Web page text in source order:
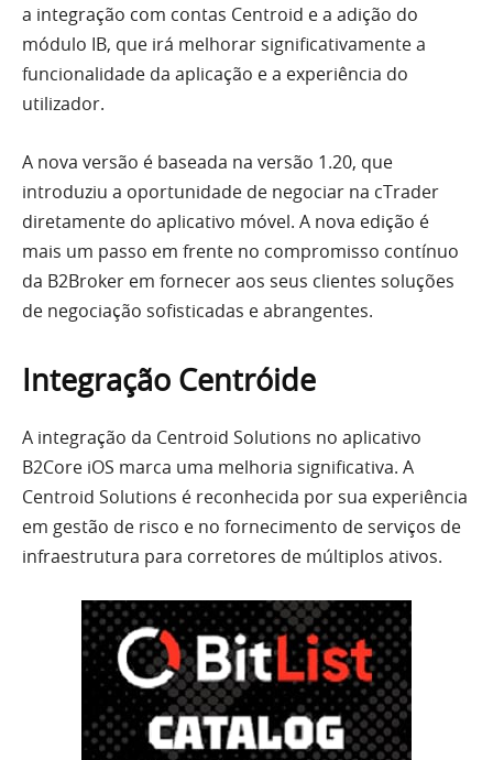
a integração com contas Centroid e a adição do
módulo IB, que irá melhorar significativamente a
funcionalidade da aplicação e a experiência do
utilizador.
A nova versão é baseada na versão 1.20, que
introduziu a oportunidade de negociar na cTrader
diretamente do aplicativo móvel. A nova edição é
mais um passo em frente no compromisso contínuo
da B2Broker em fornecer aos seus clientes soluções
de negociação sofisticadas e abrangentes.
Integração Centróide
A integração da Centroid Solutions no aplicativo
B2Core iOS marca uma melhoria significativa. A
Centroid Solutions é reconhecida por sua experiência
em gestão de risco e no fornecimento de serviços de
infraestrutura para corretores de múltiplos ativos.